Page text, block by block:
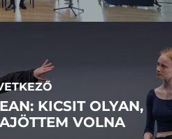
KICSIT OLYAN,
VOLNA